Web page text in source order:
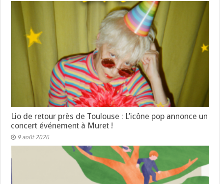
Lio de retour près de Toulouse : L’icône pop annonce un
concert événement à Muret !
9 août 2026